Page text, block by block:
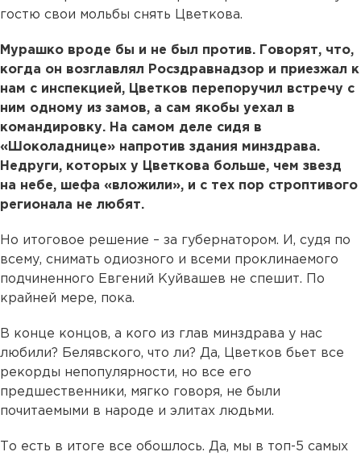
гостю свои мольбы снять Цветкова.
Мурашко вроде бы и не был против. Говорят, что,
когда он возглавлял Росздравнадзор и приезжал к
нам с инспекцией, Цветков перепоручил встречу с
ним одному из замов, а сам якобы уехал в
командировку. На самом деле сидя в
«Шоколаднице» напротив здания минздрава.
Недруги, которых у Цветкова больше, чем звезд
на небе, шефа «вложили», и с тех пор строптивого
регионала не любят.
Но итоговое решение – за губернатором. И, судя по
всему, снимать одиозного и всеми проклинаемого
подчиненного Евгений Куйвашев не спешит. По
крайней мере, пока.
В конце концов, а кого из глав минздрава у нас
любили? Белявского, что ли? Да, Цветков бьет все
рекорды непопулярности, но все его
предшественники, мягко говоря, не были
почитаемыми в народе и элитах людьми.
То есть в итоге все обошлось. Да, мы в топ-5 самых